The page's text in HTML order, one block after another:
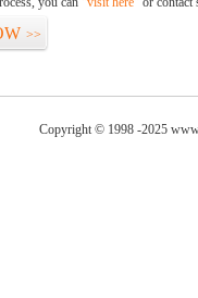
>>
Copyright © 1998 -2025